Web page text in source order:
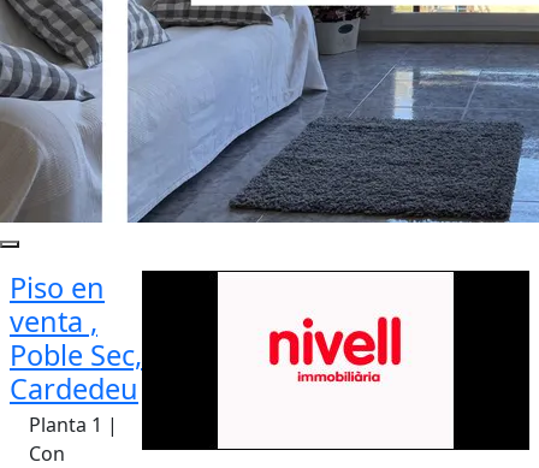
Piso en
venta ,
Poble Sec,
Cardedeu
Planta 1 |
Con